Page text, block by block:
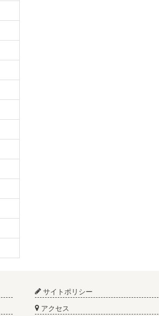
サイトポリシー
アクセス